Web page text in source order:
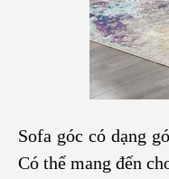
Sofa góc có dạng
Có thể mang đến